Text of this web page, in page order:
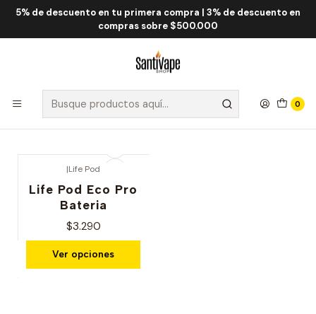
5% de descuento en tu primera compra | 3% de descuento en
compras sobre $500.000
0
Inicio Life Pod Life Pod Eco Pro Bateria
Life Pod Eco Pro Bateria
Filtros
|Life Pod
Life Pod Eco Pro
Bateria
$3.290
Ver opciones